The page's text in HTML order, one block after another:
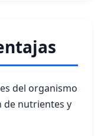
del organismo
de nutrientes y